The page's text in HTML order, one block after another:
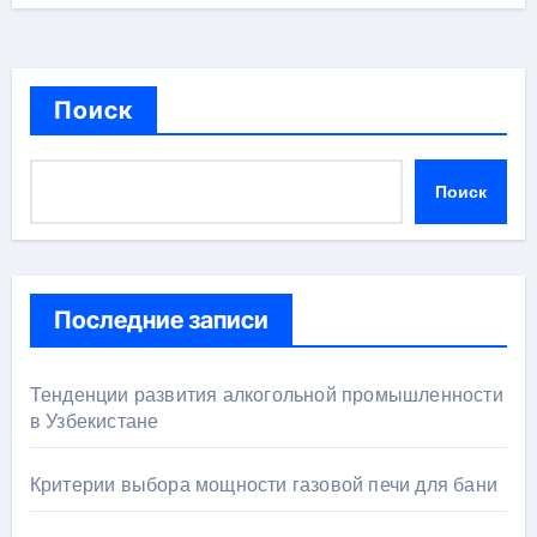
Поиск
Поиск
Последние записи
Тенденции развития алкогольной промышленности
в Узбекистане
Критерии выбора мощности газовой печи для бани